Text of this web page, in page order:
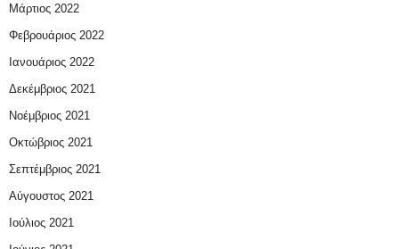
Μάρτιος 2022
Φεβρουάριος 2022
Ιανουάριος 2022
Δεκέμβριος 2021
Νοέμβριος 2021
Οκτώβριος 2021
Σεπτέμβριος 2021
Αύγουστος 2021
Ιούλιος 2021